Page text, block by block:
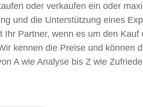
oder verkaufen ein oder
und die Unterstützung eines
Ihr Partner, wenn es um den
kennen die Preise und können
A wie Analyse bis Z wie